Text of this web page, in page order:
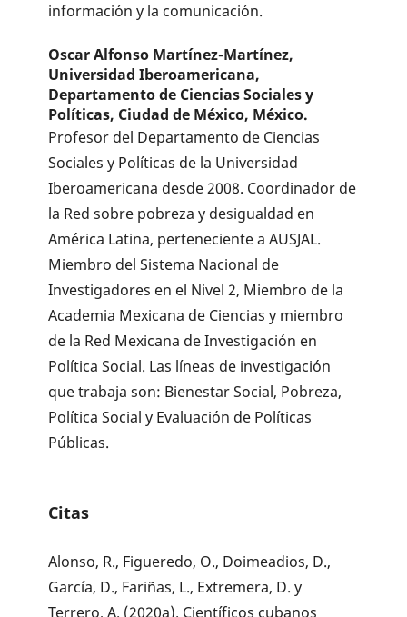
información y la comunicación.
Oscar Alfonso Martínez-Martínez,
Universidad Iberoamericana,
Departamento de Ciencias Sociales y
Políticas, Ciudad de México, México.
Profesor del Departamento de Ciencias
Sociales y Políticas de la Universidad
Iberoamericana desde 2008. Coordinador de
la Red sobre pobreza y desigualdad en
América Latina, perteneciente a AUSJAL.
Miembro del Sistema Nacional de
Investigadores en el Nivel 2, Miembro de la
Academia Mexicana de Ciencias y miembro
de la Red Mexicana de Investigación en
Política Social. Las líneas de investigación
que trabaja son: Bienestar Social, Pobreza,
Política Social y Evaluación de Políticas
Públicas.
Citas
Alonso, R., Figueredo, O., Doimeadios, D.,
García, D., Fariñas, L., Extremera, D. y
Terrero, A. (2020a). Científicos cubanos